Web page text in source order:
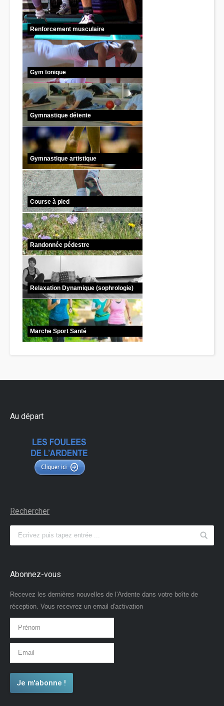
Renforcement musculaire
Gym tonique
Gymnastique détente
Gymnastique artistique
Course à pied
Randonnée pédestre
Relaxation Dynamique (sophrologie)
Marche Sport Santé
Au départ
Rechercher
Abonnez-vous
Recevez les dernières nouvelles de l'Ardente dans votre boîte de
réception. Vous recevrez un email d'activation